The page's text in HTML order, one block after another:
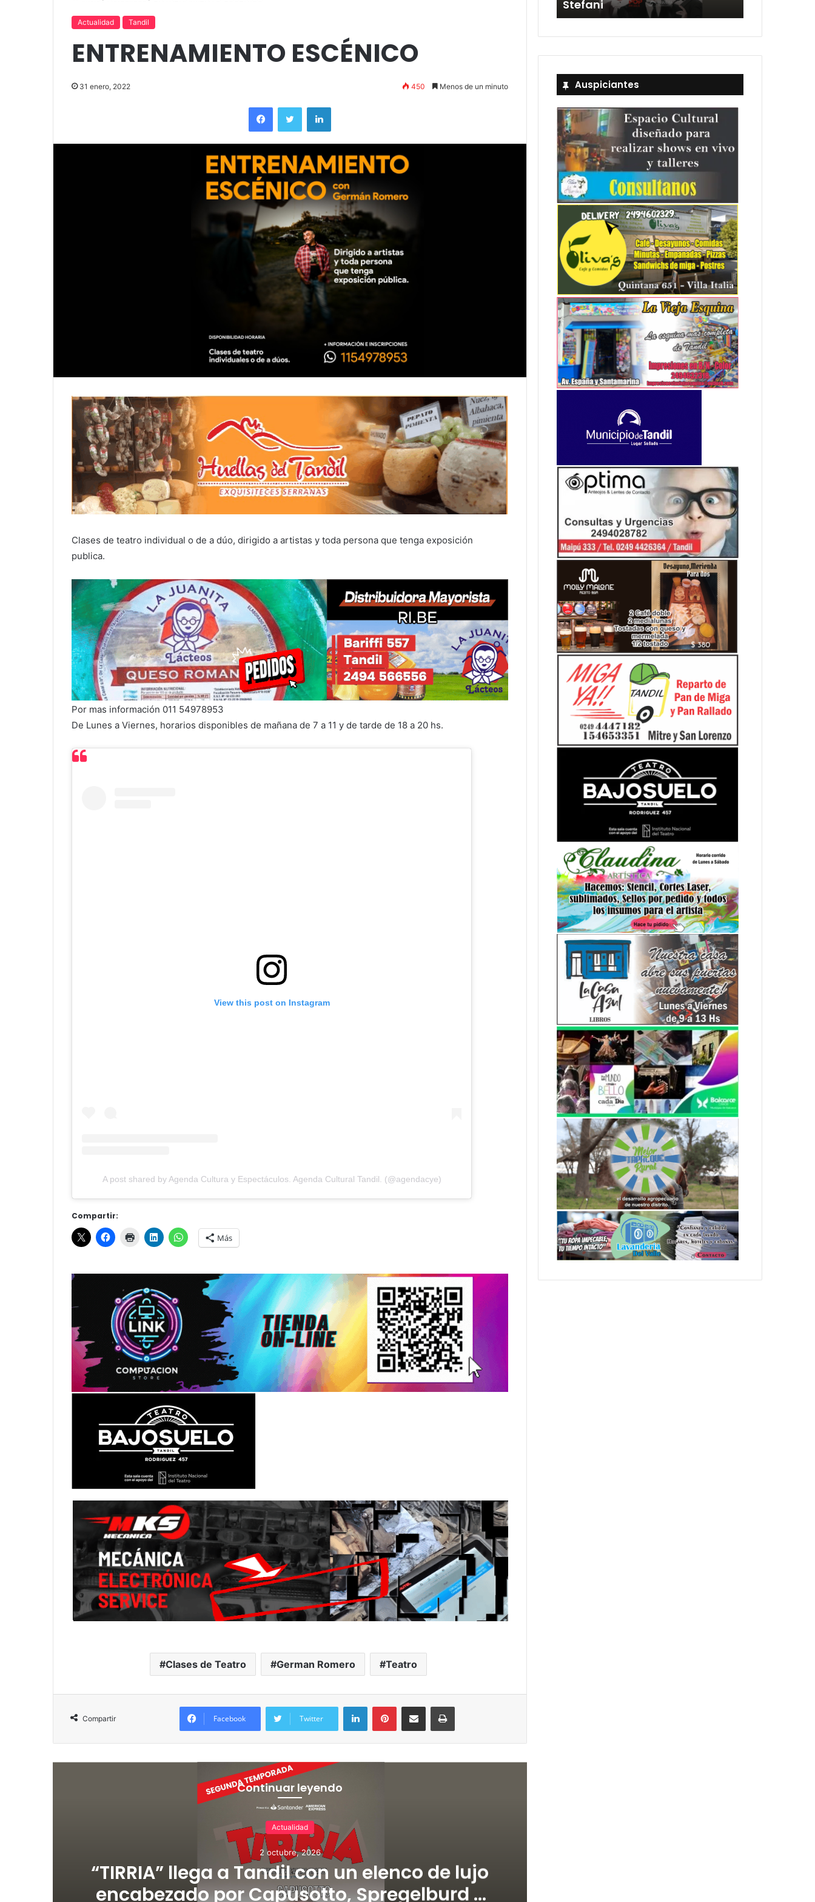
Actualidad Tandil
ENTRENAMIENTO ESCÉNICO
31 enero, 2022 450 Menos de un minuto
Clases de teatro individual o de a dúo, dirigido a artistas y toda persona que tenga exposición
publica.
Por mas información 011 54978953
De Lunes a Viernes, horarios disponibles de mañana de 7 a 11 y de tarde de 18 a 20 hs.
View this post on Instagram
A post shared by Agenda Cultura y Espectáculos. Agenda Cultural Tandil. (@agendacye)
Compartir:
Más
Clases de Teatro German Romero Teatro
Compartir Facebook Twitter
Continuar leyendo
Actualidad
2 octubre, 2026
“TIRRIA” llega a Tandil con un elenco de lujo
encabezado por Capusotto, Spregelburd y
«Por el placer de volver a verla»
funciones en Tandil
Stefani
Auspiciantes